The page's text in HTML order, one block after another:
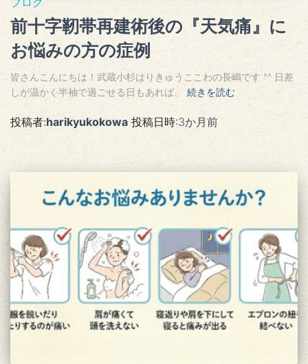
前十字靭帯再建術後の『天気痛』に
お悩みの方の症例
皆さんこんにちは！武蔵小杉はりきゅうここわの長嶋です ^^ 日差
しが温かく半袖で過ごせる日もあれば、 続きを読む
投稿者:harikyukokowa 投稿日時:3か月前